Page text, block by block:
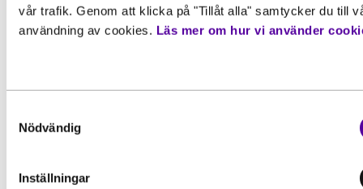
vår trafik. Genom att klicka på "Tillåt alla" samtycker du till
användning av cookies. Läs mer om hur vi använder
Nödvändig
Inställningar
Inspiration, Nyhet
Examen i gruvmiljö för
Affärsutvecklare besöksnäring
Efter två års studier var det äntligen dags
utbildningen
Förnamn*
Efternamn
Behörighet. Det här behöver du
att du måste ha en gymnasieexamen eller
motsvarande kunskaper, färdigheter och
förkunskapskrav.